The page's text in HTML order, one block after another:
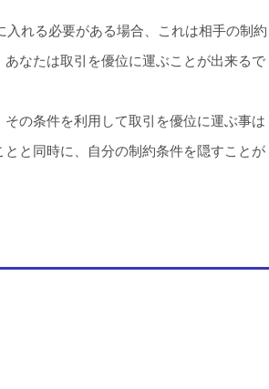
れる必要がある場合、これは相手の制約
なたは取引を優位に運ぶことが出来るで
の条件を利用して取引を優位に運ぶ事は
と同時に、自分の制約条件を隠すことが